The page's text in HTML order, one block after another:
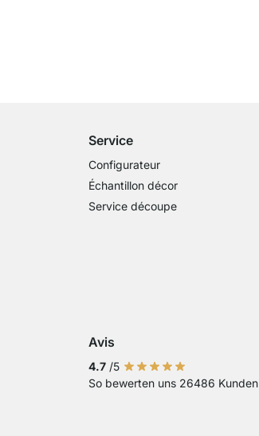
Service
Configurateur
Échantillon décor
Service découpe
Paiement avec Klarna Sofort
Avis
4.7 /5
So bewerten uns 26486 Kunden